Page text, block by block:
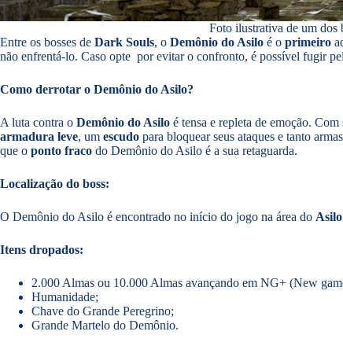
Foto ilustrativa de um
Entre os bosses de Dark Souls, o Demônio do Asilo é o primeiro
não enfrentá-lo. Caso opte por evitar o confronto, é possível fugir
Como derrotar o Demônio do Asilo?
A luta contra o Demônio do Asilo é tensa e repleta de emoção.
armadura leve, um escudo para bloquear seus ataques e tanto
que o ponto fraco do Demônio do Asilo é a sua retaguarda.
Localização do boss:
O Demônio do Asilo é encontrado no início do jogo na área do
Itens dropados:
2.000 Almas ou 10.000 Almas avançando em NG+ (New
Humanidade;
Chave do Grande Peregrino;
Grande Martelo do Demônio.